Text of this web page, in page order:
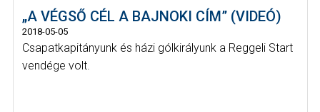
„A VÉGSŐ CÉL A BAJNOKI CÍM” (VIDEÓ)
2018-05-05
Csapatkapitányunk és házi gólkirályunk a Reggeli Start
vendége volt.